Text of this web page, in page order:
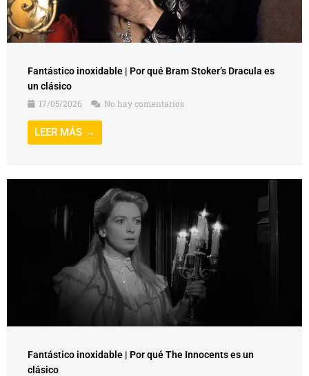
Fantástico inoxidable | Por qué Bram Stoker’s Dracula es
un clásico
17/05/2026
No hay comentarios
LEER MÁS →
Fantástico inoxidable | Por qué The Innocents es un
clásico